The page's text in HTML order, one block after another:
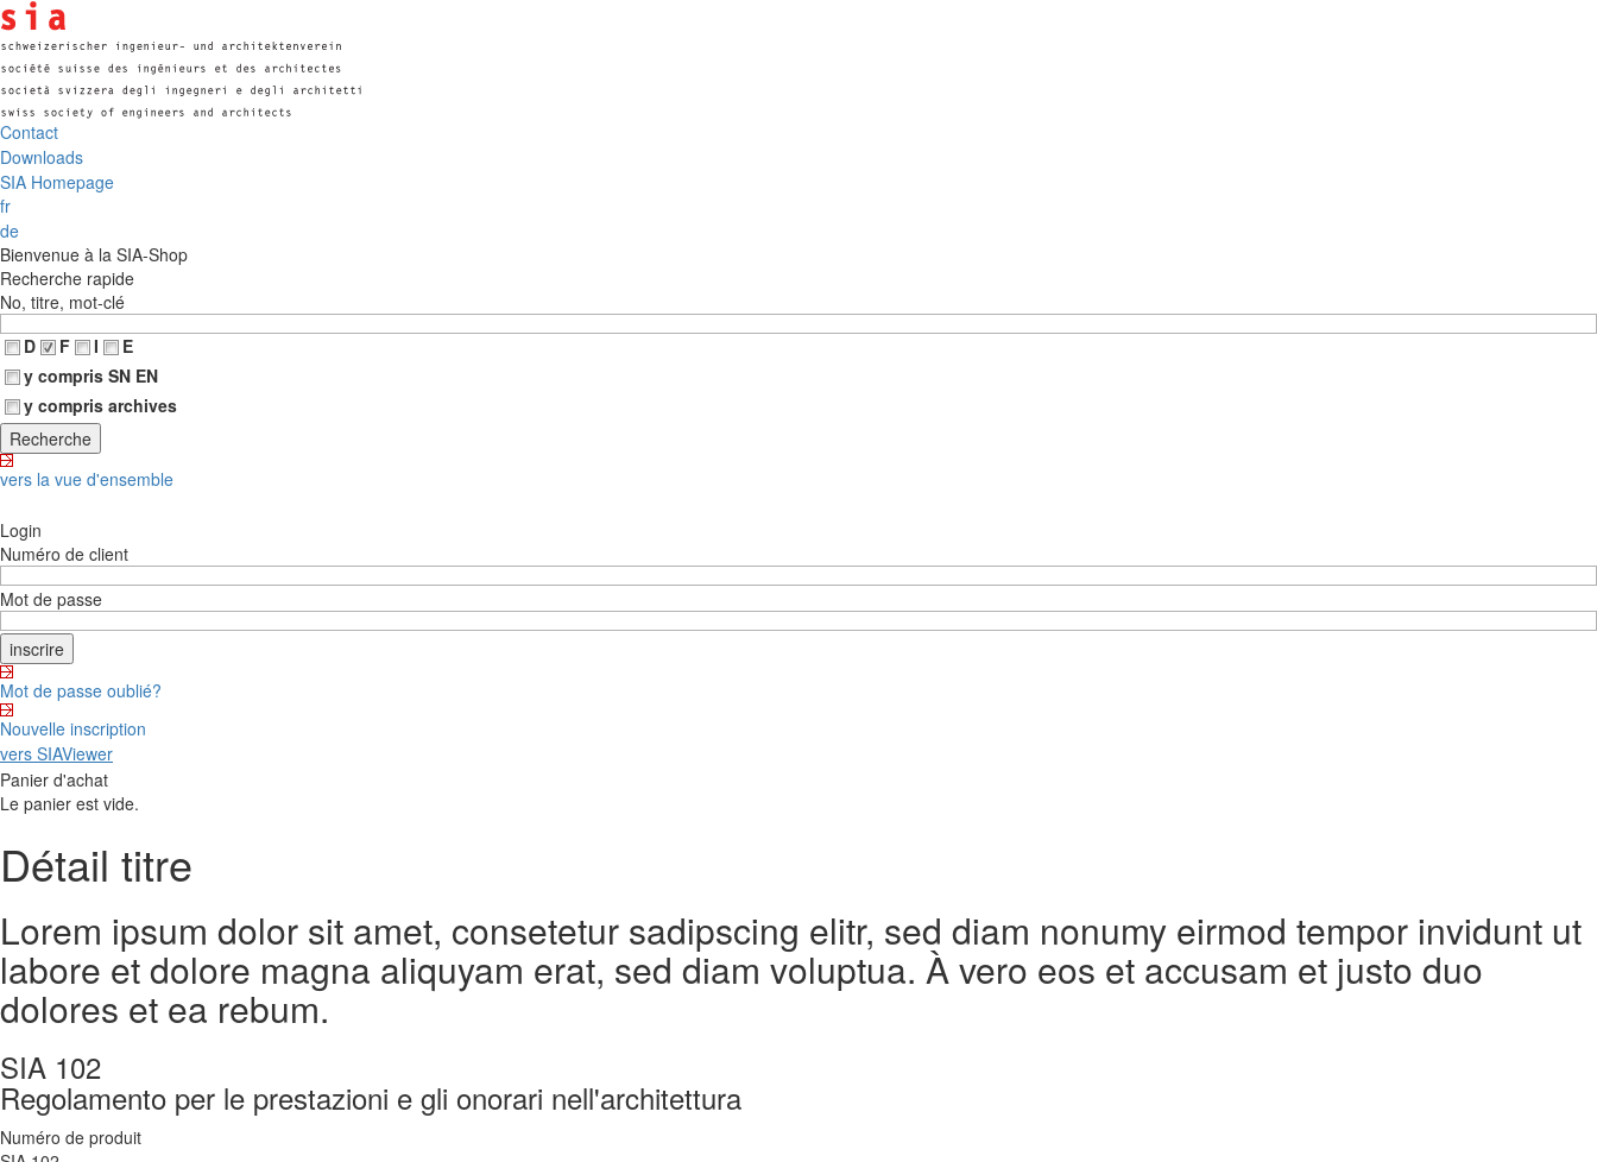
Contact
Downloads
SIA Homepage
fr
de
Bienvenue à la SIA-Shop
Recherche rapide
No, titre, mot-clé
D
F I
E
y compris SN EN
y compris archives
vers la vue d'ensemble
Login
Numéro de client
Mot de passe
Mot de passe oublié?
Nouvelle inscription
vers SIAViewer
Panier d'achat
Le panier est vide.
Détail titre
Lorem ipsum dolor sit amet, consetetur sadipscing elitr, sed diam nonumy eirmod tempor invidunt ut
labore et dolore magna aliquyam erat, sed diam voluptua. À vero eos et accusam et justo duo
dolores et ea rebum.
SIA 102
Regolamento per le prestazioni e gli onorari nell'architettura
Numéro de produit